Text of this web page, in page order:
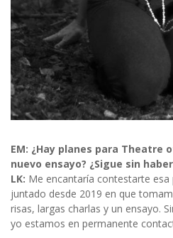
EM: ¿Hay planes para Theatre
nuevo ensayo? ¿Sigue sin
LK: Me encantaría contestarte
juntado desde 2019 en que
risas, largas charlas y un ensayo.
yo estamos en permanente